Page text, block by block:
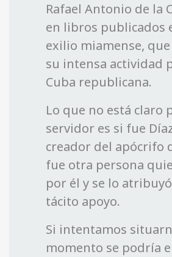
Rafael Antonio de la
en libros publicados
exilio miamense,
su intensa actividad
Cuba republicana.
Lo que no está claro
servidor es si fue
creador del apócrifo
fue otra persona
por él y se lo
tácito apoyo.
Si intentamos
momento se podría